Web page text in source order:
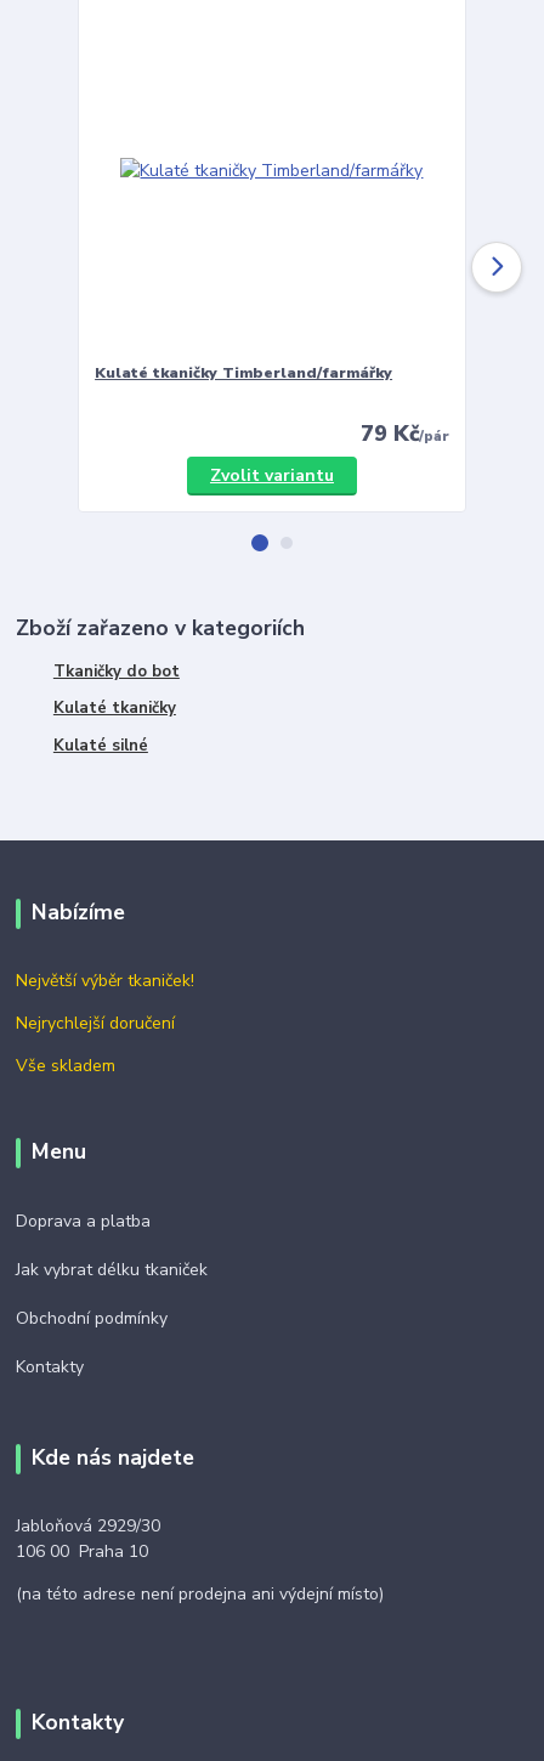
Kulaté tkaničky Timberland/farmářky
79 Kč/pár
Zvolit variantu
Zboží zařazeno v kategoriích
Tkaničky do bot
Kulaté tkaničky
Kulaté silné
Nabízíme
Největší výběr tkaniček!
Nejrychlejší doručení
Vše skladem
Menu
Doprava a platba
Jak vybrat délku tkaniček
Obchodní podmínky
Kontakty
Kde nás najdete
Jabloňová 2929/30
106 00 Praha 10
(na této adrese není prodejna ani výdejní místo)
Kontakty